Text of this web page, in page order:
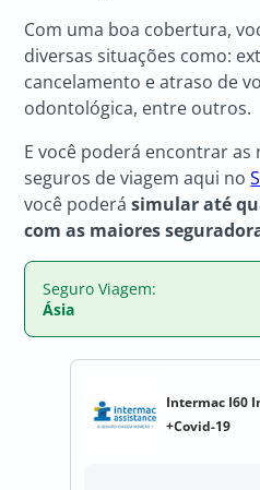
Com uma boa cobertura,
diversas situações como:
cancelamento e atraso de
odontológica, entre outros.
E você poderá encontrar
seguros de viagem aqui no
você poderásimular até
com as maiores
Seguro Viagem:
Ásia
Intermac I60
+Covid-19